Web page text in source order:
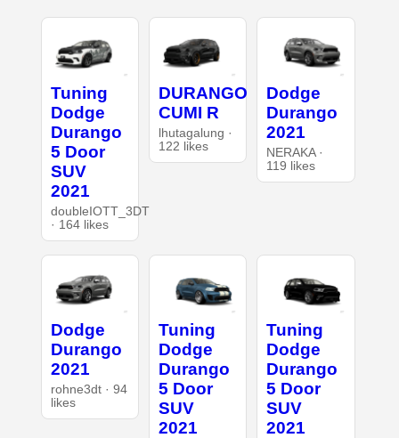
Tuning
Dodge
Durango
5 Door
SUV
2021
doubleIOTT_3DT
· 164 likes
DURANGO
CUMI R
lhutagalung ·
122 likes
Dodge
Durango
2021
NERAKA ·
119 likes
Dodge
Durango
2021
rohne3dt · 94
likes
Tuning
Dodge
Durango
5 Door
SUV
2021
Tuning
Dodge
Durango
5 Door
SUV
2021